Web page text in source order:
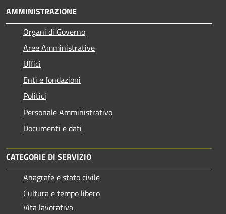
AMMINISTRAZIONE
Organi di Governo
Aree Amministrative
Uffici
Enti e fondazioni
Politici
Personale Amministrativo
Documenti e dati
CATEGORIE DI SERVIZIO
Anagrafe e stato civile
Cultura e tempo libero
Vita lavorativa